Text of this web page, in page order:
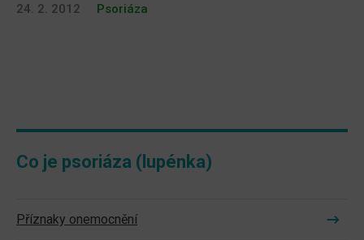
24. 2. 2012 Psoriáza
Co je psoriáza (lupénka)
Příznaky onemocnění